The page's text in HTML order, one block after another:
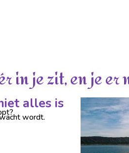
in je zit, en je
alles is
wordt.